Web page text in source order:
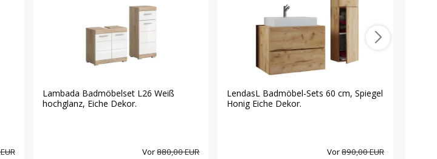
Lambada Badmöbelset L26 Weiß
hochglanz, Eiche Dekor.
Vor880,00 EUR
LendasL Badmöbel-Sets 60 cm, Spiegel
Honig Eiche Dekor.
Vor890,00 EUR